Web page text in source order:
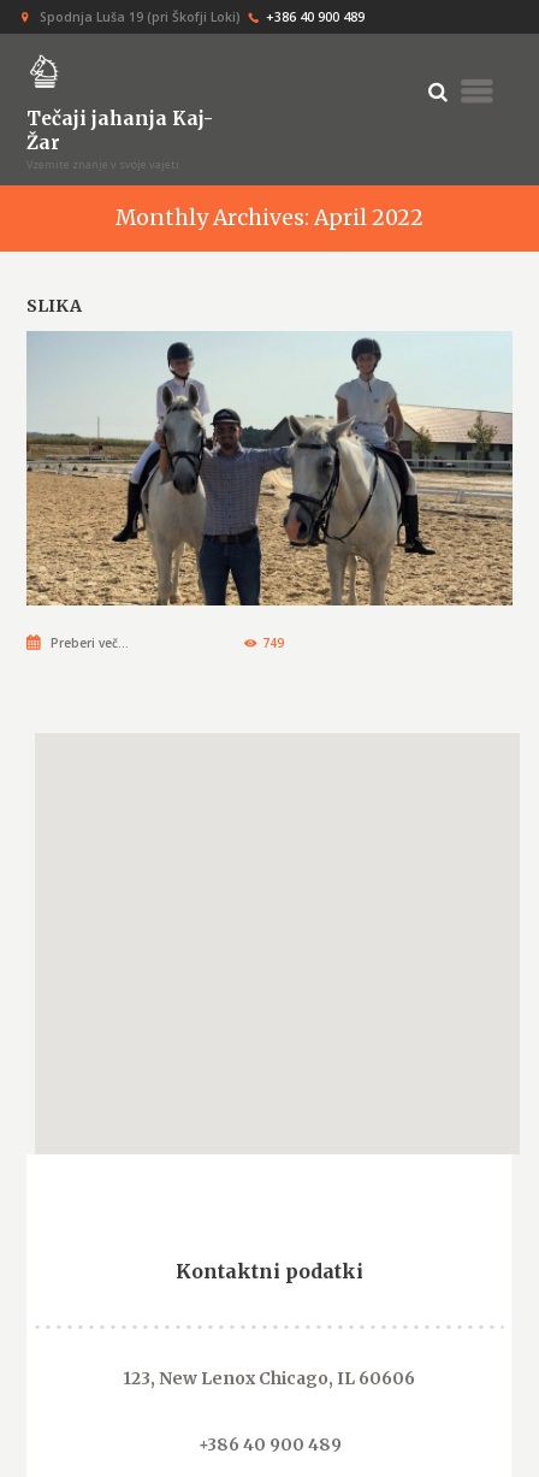
Spodnja Luša 19 (pri Škofji Loki) +386 40 900 489
Tečaji jahanja Kaj-
Žar
Vzemite znanje v svoje vajeti
Monthly Archives: April 2022
SLIKA
Preberi več... 749
Kontaktni podatki
123, New Lenox Chicago, IL 60606
+386 40 900 489